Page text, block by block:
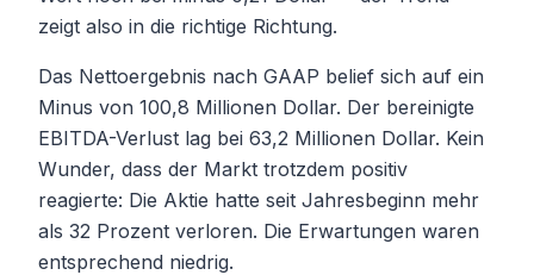
zeigt also in die richtige Richtung.
Das Nettoergebnis nach GAAP belief sich auf ein
Minus von 100,8 Millionen Dollar. Der bereinigte
EBITDA-Verlust lag bei 63,2 Millionen Dollar. Kein
Wunder, dass der Markt trotzdem positiv
reagierte: Die Aktie hatte seit Jahresbeginn mehr
als 32 Prozent verloren. Die Erwartungen waren
entsprechend niedrig.